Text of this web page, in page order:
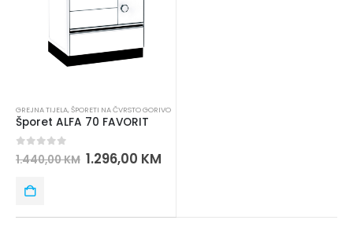
GREJNA TIJELA,ŠPORETI NA ČVRSTO GORIVO
Šporet ALFA 70 FAVORIT
1.440,00KM 1.296,00 KM